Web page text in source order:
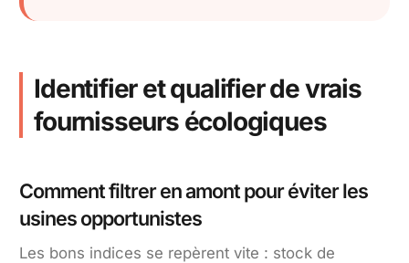
Identifier et qualifier de vrais
fournisseurs écologiques
Comment filtrer en amont pour éviter les
usines opportunistes
Les bons indices se repèrent vite : stock de